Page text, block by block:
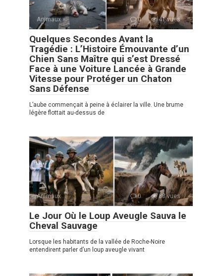
Animaux 0 41 vues
Quelques Secondes Avant la
Tragédie : L’Histoire Émouvante d’un
Chien Sans Maître qui s’est Dressé
Face à une Voiture Lancée à Grande
Vitesse pour Protéger un Chaton
Sans Défense
L’aube commençait à peine à éclairer la ville. Une brume
légère flottait au-dessus de
Animaux 0 88 vues
Le Jour Où le Loup Aveugle Sauva le
Cheval Sauvage
Lorsque les habitants de la vallée de Roche-Noire
entendirent parler d’un loup aveugle vivant